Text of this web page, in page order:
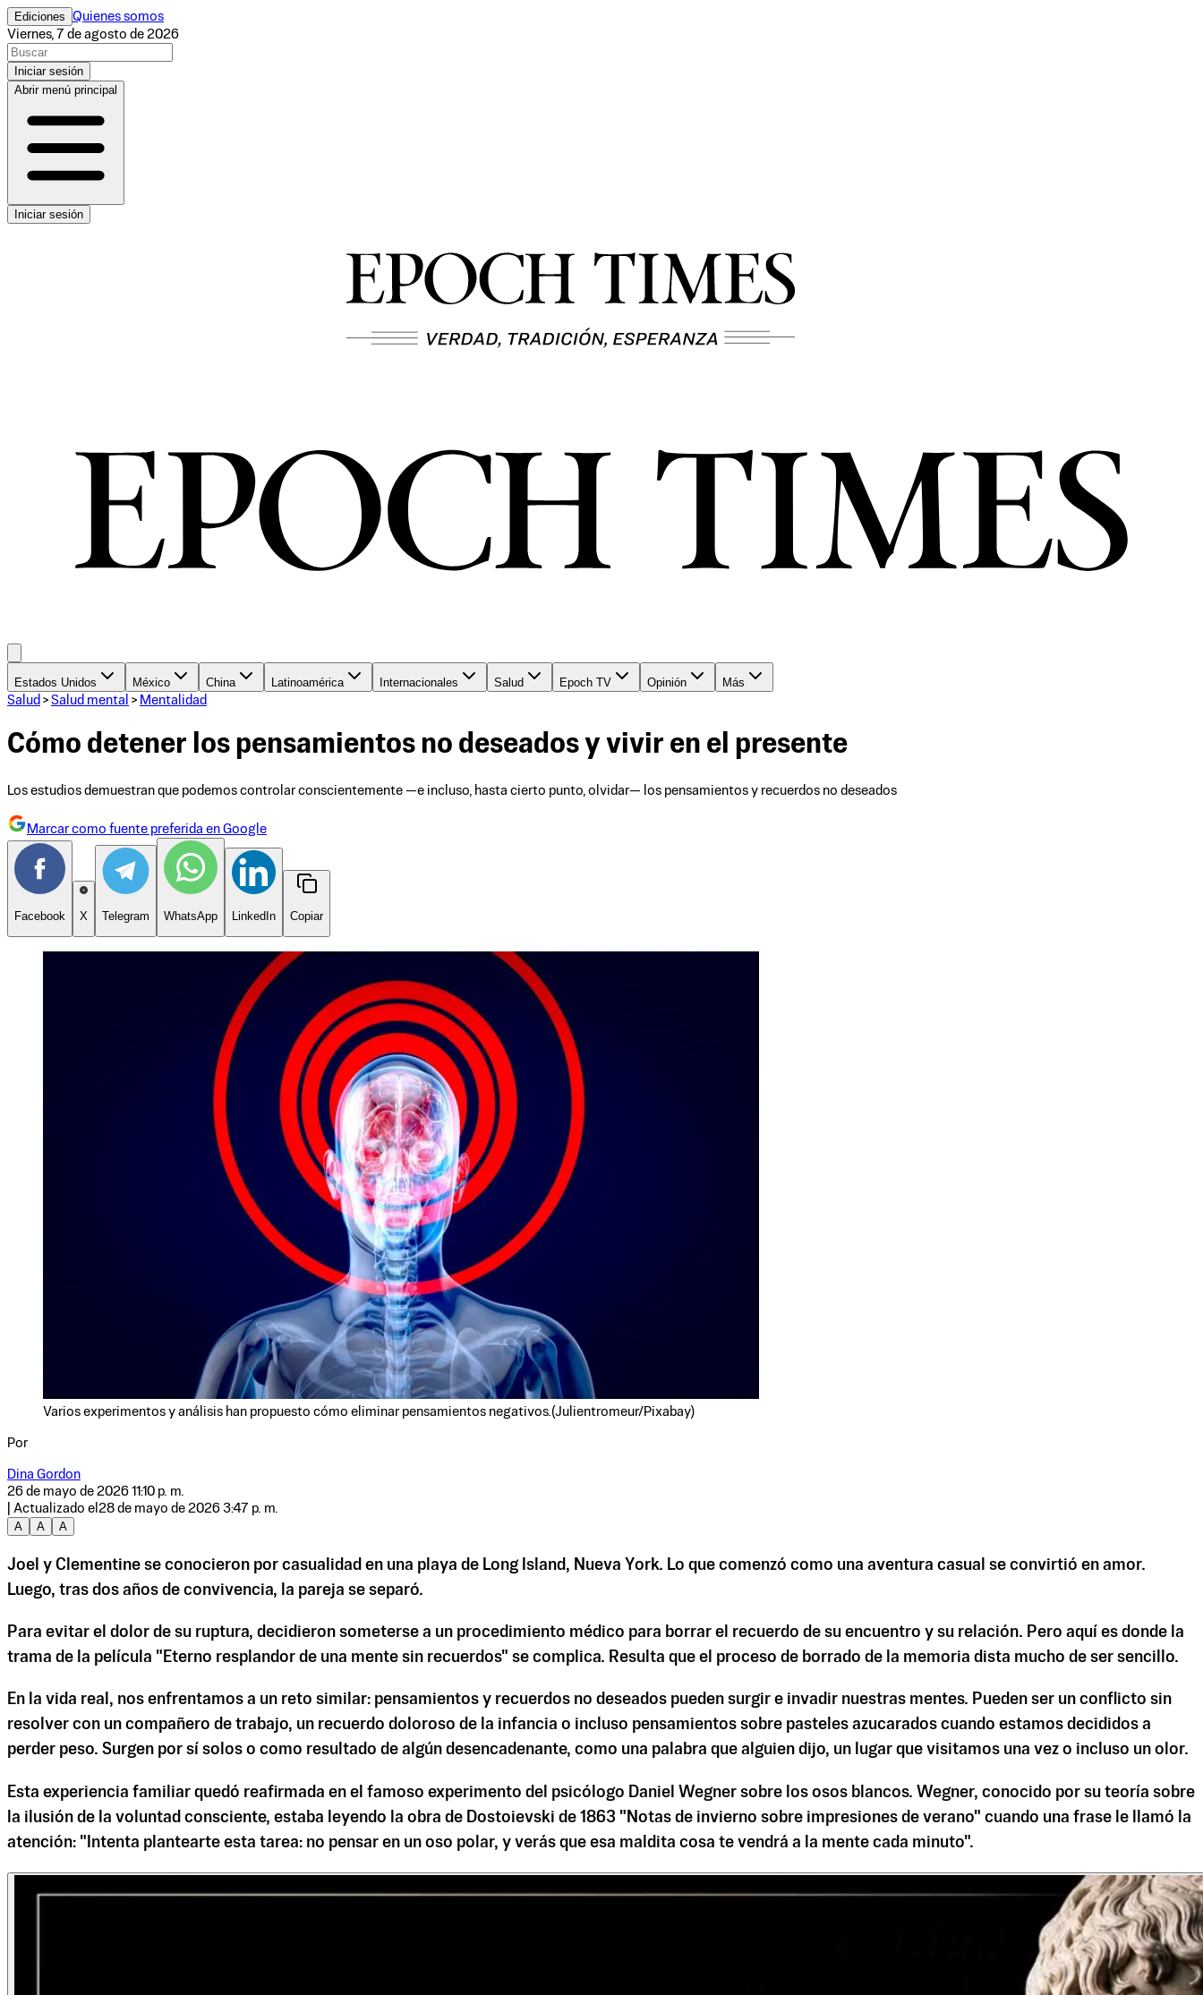
Ediciones Quienes somos
Viernes, 7 de agosto de 2026
Iniciar sesión
Abrir menú principal
Iniciar sesión
Estados Unidos México China Latinoamérica Internacionales Salud Epoch TV Opinión
Más
Salud > Salud mental > Mentalidad
Cómo detener los pensamientos no deseados y vivir en el presente
Los estudios demuestran que podemos controlar conscientemente —e incluso, hasta cierto punto, olvidar— los pensamientos y recuerdos no deseados
Marcar como fuente preferida en Google
Facebook X Telegram WhatsApp LinkedIn Copiar
Varios experimentos y análisis han propuesto cómo eliminar pensamientos negativos.(Julientromeur/Pixabay)
Por
Dina Gordon
26 de mayo de 2026 11:10 p. m.
| Actualizado el 28 de mayo de 2026 3:47 p. m.
A
A A
Joel y Clementine se conocieron por casualidad en una playa de Long Island, Nueva York. Lo que comenzó como una aventura casual se convirtió en amor.
Luego, tras dos años de convivencia, la pareja se separó.
Para evitar el dolor de su ruptura, decidieron someterse a un procedimiento médico para borrar el recuerdo de su encuentro y su relación. Pero aquí es donde la
trama de la película "Eterno resplandor de una mente sin recuerdos" se complica. Resulta que el proceso de borrado de la memoria dista mucho de ser sencillo.
En la vida real, nos enfrentamos a un reto similar: pensamientos y recuerdos no deseados pueden surgir e invadir nuestras mentes. Pueden ser un conflicto sin
resolver con un compañero de trabajo, un recuerdo doloroso de la infancia o incluso pensamientos sobre pasteles azucarados cuando estamos decididos a
perder peso. Surgen por sí solos o como resultado de algún desencadenante, como una palabra que alguien dijo, un lugar que visitamos una vez o incluso un olor.
Esta experiencia familiar quedó reafirmada en el famoso experimento del psicólogo Daniel Wegner sobre los osos blancos. Wegner, conocido por su teoría sobre
la ilusión de la voluntad consciente, estaba leyendo la obra de Dostoievski de 1863 "Notas de invierno sobre impresiones de verano" cuando una frase le llamó la
atención: "Intenta plantearte esta tarea: no pensar en un oso polar, y verás que esa maldita cosa te vendrá a la mente cada minuto".